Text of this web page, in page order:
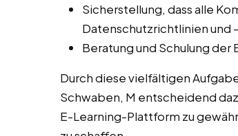
Sicherstellung, dass alle
Datenschutzrichtlinien
Beratung und Schulung
Durch diese vielfältigen
Schwaben, M entscheidend
E-Learning-Plattform zu